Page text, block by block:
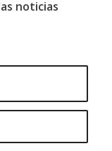
noticias